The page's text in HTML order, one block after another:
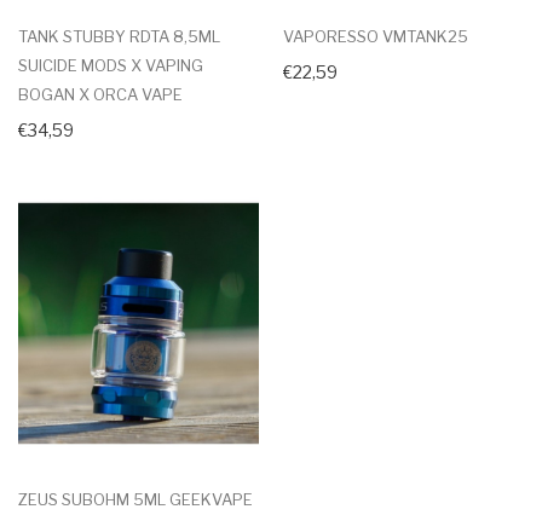
TANK STUBBY RDTA 8,5ML
SUICIDE MODS X VAPING
BOGAN X ORCA VAPE
€34,59
VAPORESSO VMTANK25
€22,59
ZEUS SUBOHM 5ML GEEKVAPE